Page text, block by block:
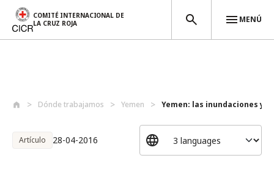
COMITÉ INTERNACIONAL DE
LA CRUZ ROJA
MENÚ
Dónde trabajamos Yemen Yemen: las inundaciones y
Artículo 28-04-2016